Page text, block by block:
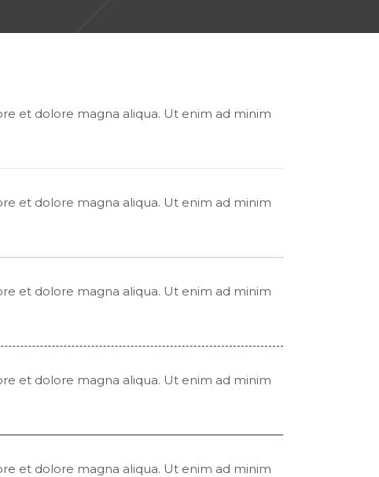
et dolore magna aliqua. Ut enim ad minim
et dolore magna aliqua. Ut enim ad minim
et dolore magna aliqua. Ut enim ad minim
et dolore magna aliqua. Ut enim ad minim
et dolore magna aliqua. Ut enim ad minim